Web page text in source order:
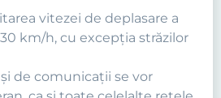
vitezei de deplasare a
km/h, cu excepţia străzilor
de comunicaţii se vor